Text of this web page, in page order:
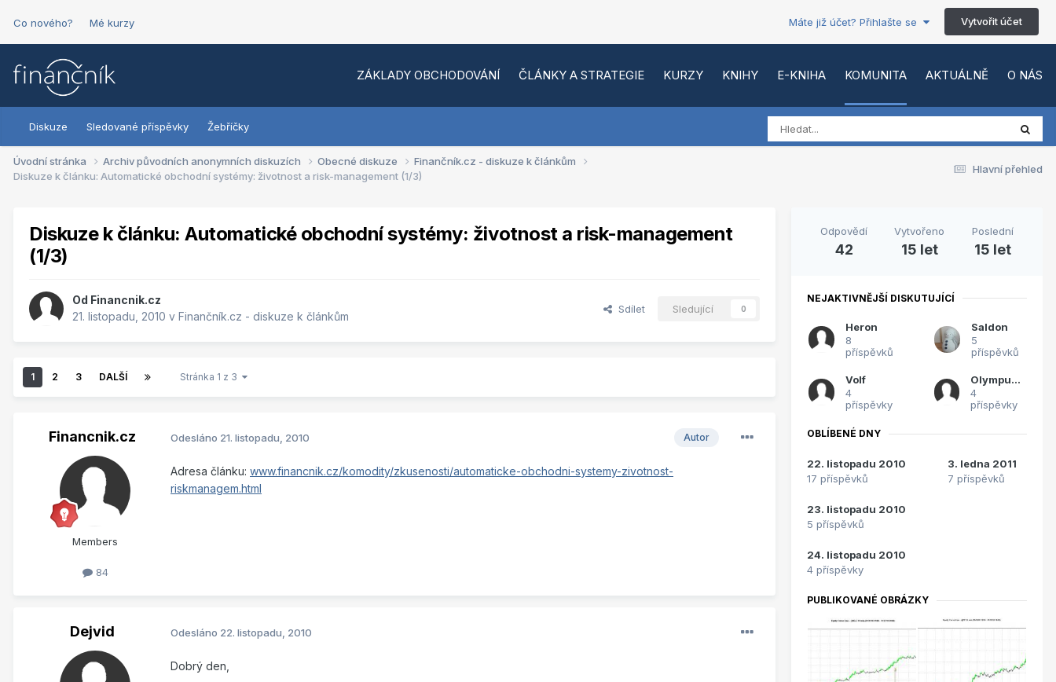
Co nového? Mé kurzy Máte již účet? Přihlašte se Vytvořit účet
ZÁKLADY OBCHODOVÁNÍ ČLÁNKY A STRATEGIE KURZY KNIHY E-KNIHA KOMUNITA AKTUÁLNĚ O NÁS
Diskuze Sledované příspěvky Žebříčky
Hlavní přehled
Úvodní stránka Archiv původních anonymních diskuzích Obecné diskuze
Finančník.cz - diskuze k článkům
Diskuze k článku: Automatické obchodní systémy: životnost a risk-management (1/3)
Diskuze k článku: Automatické obchodní systémy: životnost a risk-management
(1/3)
Od Financnik.cz
21. listopadu, 2010 v Finančník.cz - diskuze k článkům
Sdílet Sledující 0
1 2 3 DALŠÍ Stránka 1 z 3
Financnik.cz
Members
84
Autor
Odesláno 21. listopadu, 2010
Adresa článku: www.financnik.cz/komodity/zkusenosti/automaticke-obchodni-systemy-zivotnost-
riskmanagem.html
Dejvid Odesláno 22. listopadu, 2010
Dobrý den,
Odpovědí
42
Vytvořeno
15 let
Poslední
15 let
NEJAKTIVNĚJŠÍ DISKUTUJÍCÍ
Heron
8
příspěvků
Saldon
5
příspěvků
Volf
4
příspěvky
Olympusko
4
příspěvky
OBLÍBENÉ DNY
22. listopadu 2010
17 příspěvků
3. ledna 2011
7 příspěvků
23. listopadu 2010
5 příspěvků
24. listopadu 2010
4 příspěvky
PUBLIKOVANÉ OBRÁZKY